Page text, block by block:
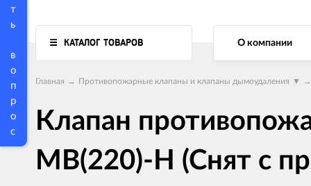
т
ь
в
о
п
р
о
с
КАТАЛОГ ТОВАРОВ О компании
Главная → Противопожарные клапаны и клапаны дымоудаления ▼ →
Клапан
МВ(220)-Н (Снят с